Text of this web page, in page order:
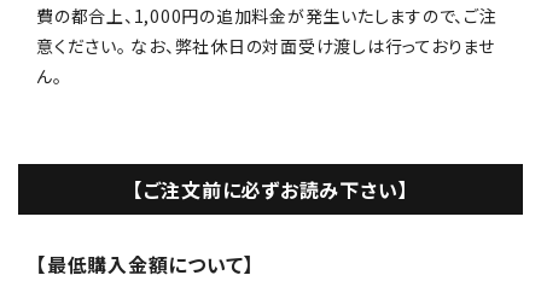
費の都合上、1,000円の追加料金が発生いたしますので、ご注
意ください。 なお、弊社休日の対面受け渡しは行っておりませ
ん。
【ご注文前に必ずお読み下さい】
【最低購入金額について】